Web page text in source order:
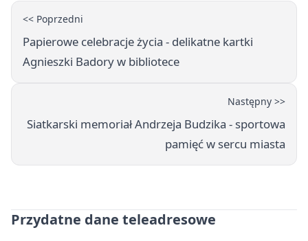
<< Poprzedni
Papierowe celebracje życia - delikatne kartki
Agnieszki Badory w bibliotece
Następny >>
Siatkarski memoriał Andrzeja Budzika - sportowa
pamięć w sercu miasta
Przydatne dane teleadresowe